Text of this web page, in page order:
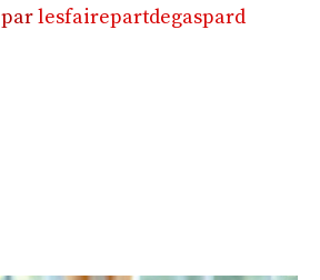
parlesfairepartdegaspard